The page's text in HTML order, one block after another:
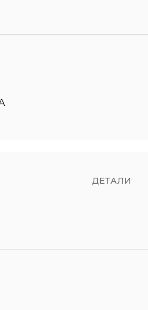
ДЕТАЛИ